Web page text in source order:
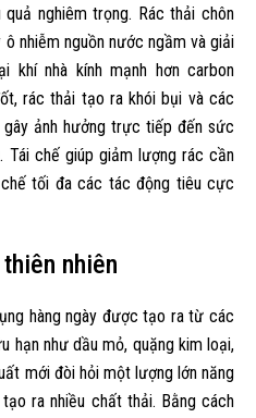
nghiêm trọng. Rác thải chôn
nhiễm nguồn nước ngầm và giải
khí nhà kính mạnh hơn carbon
rác thải tạo ra khói bụi và các
ảnh hưởng trực tiếp đến sức
Tái chế giúp giảm lượng rác cần
tối đa các tác động tiêu cực
nhiên
hàng ngày được tạo ra từ các
hạn như dầu mỏ, quặng kim loại,
mới đòi hỏi một lượng lớn năng
ra nhiều chất thải. Bằng cách